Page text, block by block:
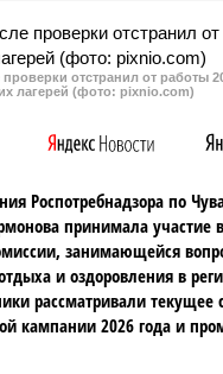
отстранил от работы
лагерей (фото: pixnio.com)
Роспотребнадзора по
принимала участие
занимающейся
и оздоровления в
рассматривали текущее
кампании 2026 года и